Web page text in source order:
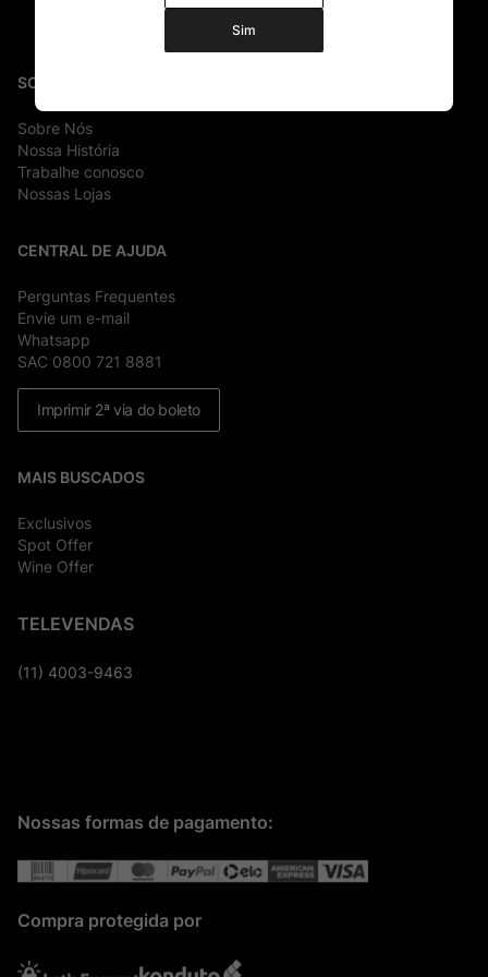
SOBRE
Sobre Nós
Nossa História
Trabalhe conosco
Nossas Lojas
CENTRAL DE AJUDA
Perguntas Frequentes
Envie um e-mail
Whatsapp
SAC 0800 721 8881
Imprimir 2ª via do boleto
MAIS BUSCADOS
Exclusivos
Spot Offer
Wine Offer
TELEVENDAS
(11) 4003-9463
Nossas formas de pagamento:
Compra protegida por
Sim